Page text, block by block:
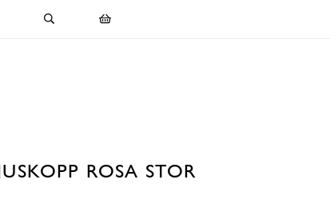
ROSA STOR